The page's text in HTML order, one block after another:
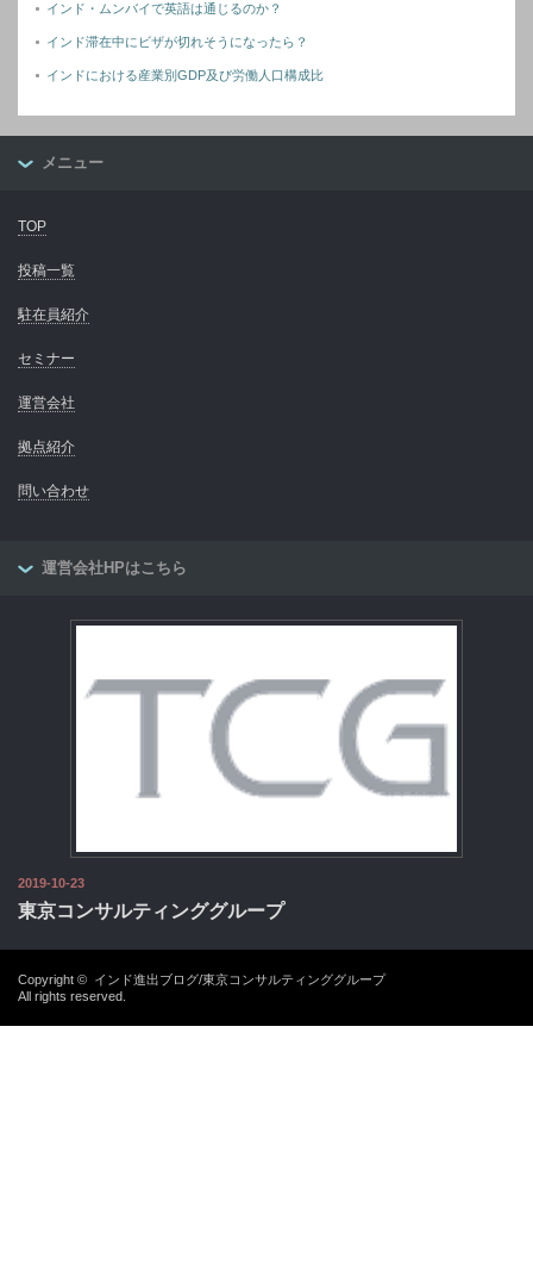
インド・ムンバイで英語は通じるのか？
インド滞在中にビザが切れそうになったら？
インドにおける産業別GDP及び労働人口構成比
メニュー
TOP
投稿一覧
駐在員紹介
セミナー
運営会社
拠点紹介
問い合わせ
運営会社HPはこちら
2019-10-23
東京コンサルティンググループ
Copyright © インド進出ブログ/東京コンサルティンググループ
All rights reserved.